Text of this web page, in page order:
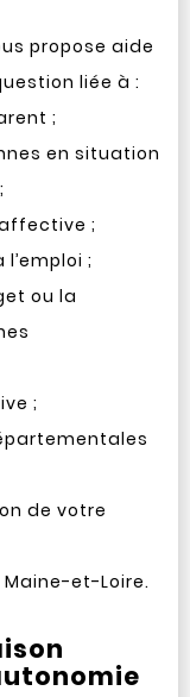
propose aide
liée à :
;
en situation
;
;
ou la
;
de votre
et-Loire.